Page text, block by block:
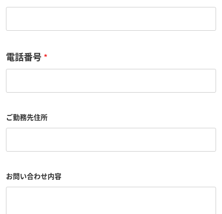
電話番号
ご勤務先住所
お問い合わせ内容